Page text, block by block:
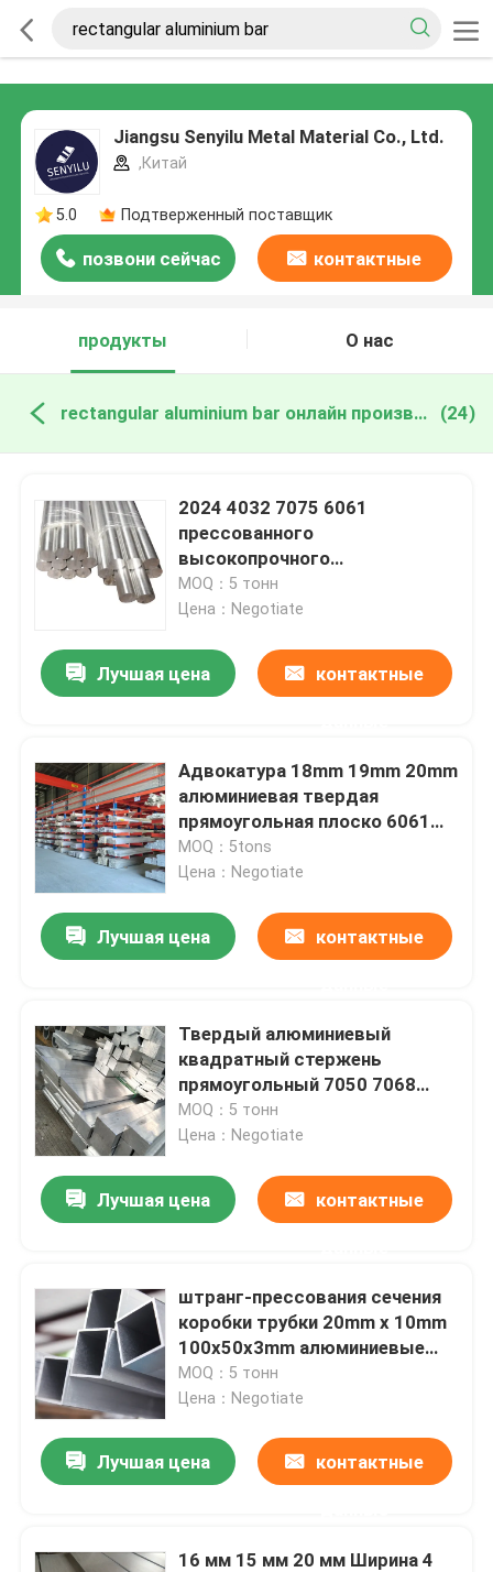
Jiangsu Senyilu Metal Material Co., Ltd.
,Китай
5.0 Подтверженный поставщик
позвони сейчас контактные
продукты
О нас
rectangular aluminium bar онлайн производство (24)
2024 4032 7075 6061
прессованного
высокопрочного
алюминиевых прямоугольных
Адвокатуры твердых
MOQ：5 тонн
Цена：Negotiate
Лучшая цена контактные
Адвокатура 18mm 19mm 20mm
алюминиевая твердая
прямоугольная плоско 6061
1070 1100 T5 T6
MOQ：5tons
Цена：Negotiate
Лучшая цена контактные
Твердый алюминиевый
квадратный стержень
прямоугольный 7050 7068
7075 7351 6063 6082 сплав
заготовки Т6
MOQ：5 тонн
Цена：Negotiate
Лучшая цена контактные
штранг-прессования сечения
коробки трубки 20mm x 10mm
100x50x3mm алюминиевые
прямоугольные для
сварочного аппарата
MOQ：5 тонн
Цена：Negotiate
Лучшая цена контактные
16 мм 15 мм 20 мм Ширина 4